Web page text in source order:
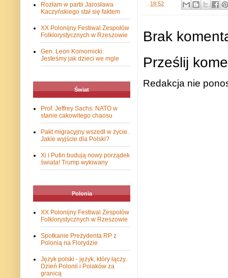
. 18:52
Brak
Prześlij
Redakcja nie
Rozłam w partii Jarosława
Kaczyńskiego stał się faktem
XX Polonijny Festiwal Zespołów
Folklorystycznych w Rzeszowie
Gen. Leon Komornicki:
Jesteśmy jak dzieci we mgle
Świat
Prof. Jeffrey Sachs: NATO w
stanie cakowitego chaosu
Pakt migracyjny wszedł w życie.
Jakie wyjście dla Polski?
Xi i Putin budują nowy porządek
świata! Trump wykiwany
Polonia
XX Polonijny Festiwal Zespołów
Folklorystycznych w Rzeszowie
Spotkanie Prezydenta RP z
Polonią na Florydzie
Język polski - język, który łączy.
Dzień Polonii i Polaków za
granicą